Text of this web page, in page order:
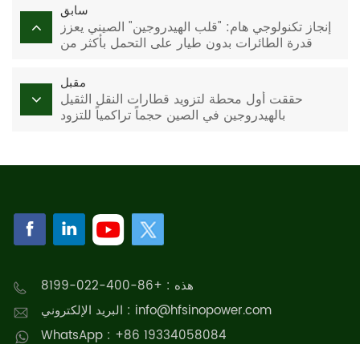
سابق
إنجاز تكنولوجي هام: "قلب الهيدروجين" الصيني يعزز
قدرة الطائرات بدون طيار على التحمل بأكثر من
مقبل
حققت أول محطة لتزويد قطارات النقل الثقيل
بالهيدروجين في الصين حجماً تراكمياً للتزود
هذه : +86-400-022-8199
البريد الإلكتروني : info@hfsinopower.com
WhatsApp : +86 19334058084